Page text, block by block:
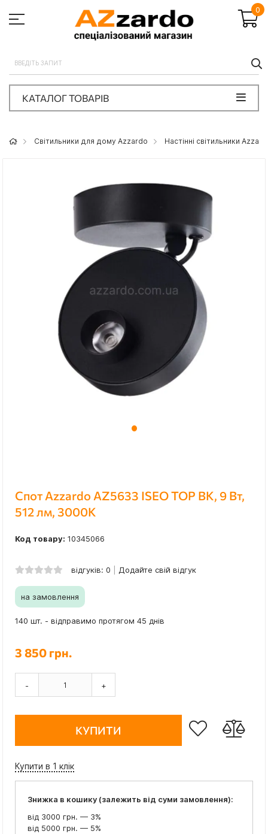
0
КАТАЛОГ ТОВАРІВ
Світильники для дому Azzardo Настінні світильники
Спот Azzardo AZ5633 ISEO TOP BK, 9 Вт,
512 лм, 3000К
Код товару: 10345066
відгуків: 0 Додайте свій відгук
на замовлення
140 шт. - відправимо протягом 45 днів
3 850 грн.
- +
КУПИТИ
Купити в 1 клік
Знижка в кошику (залежить від суми замовлення):
від 3000 грн. — 3%
від 5000 грн. — 5%